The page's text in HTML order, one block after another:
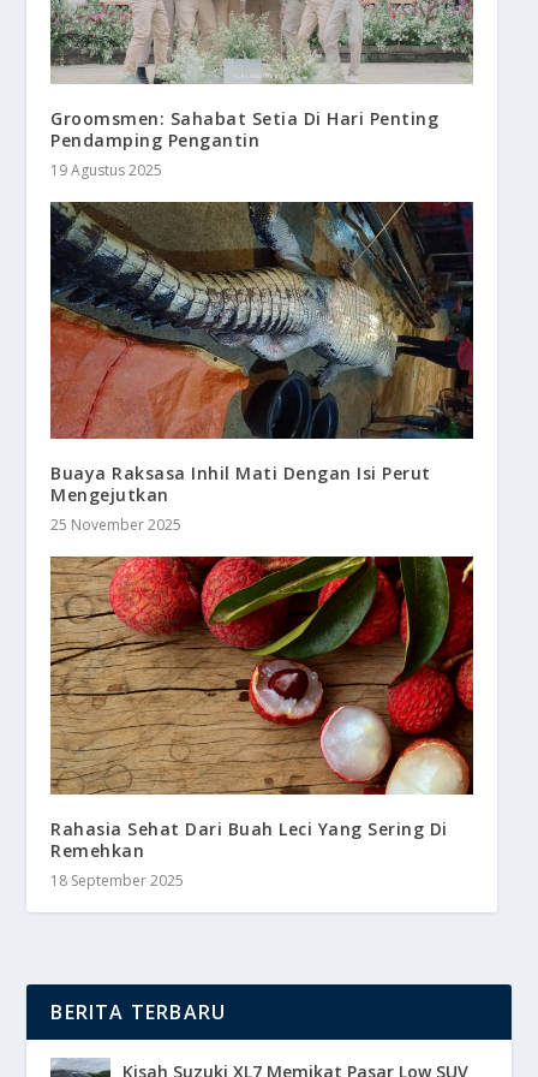
Groomsmen: Sahabat Setia Di Hari Penting
Pendamping Pengantin
19 Agustus 2025
Buaya Raksasa Inhil Mati Dengan Isi Perut
Mengejutkan
25 November 2025
Rahasia Sehat Dari Buah Leci Yang Sering Di
Remehkan
18 September 2025
BERITA TERBARU
Kisah Suzuki XL7 Memikat Pasar Low SUV